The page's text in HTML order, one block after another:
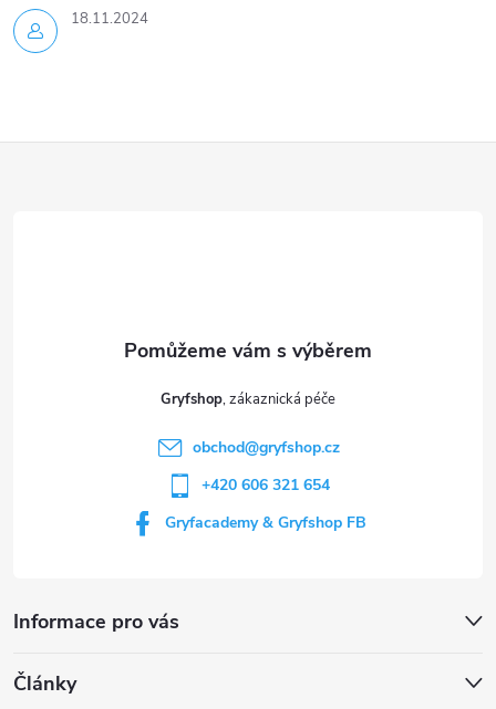
18.11.2024
Informace pro vás
Gryfshop
obchod@gryfshop.cz
+420 606 321 654
Gryfacademy & Gryfshop FB
Články